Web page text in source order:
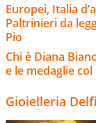
Europei, Italia
Paltrinieri da
Pio
Chi è Diana
e le medaglie
Gioielleria